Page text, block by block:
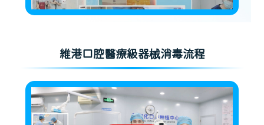
維港口腔醫療級器械消毒流程